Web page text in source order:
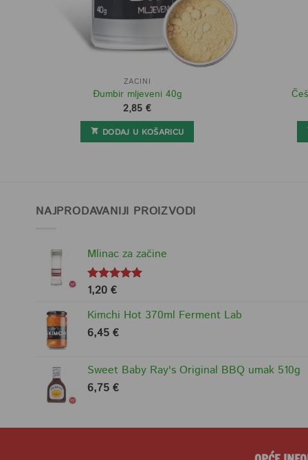
ZAČINI
Đumbir mljeveni 40g
2,85 €
DODAJ U KOŠARICU
NAJPRODAVANIJI PROIZVODI
Mlinac za začine
Ocjenjeno
1,20 €
Kimchi Hot 370ml Ferment Lab
6,45 €
Sweet Baby Ray's Original BBQ umak 510g
6,75 €